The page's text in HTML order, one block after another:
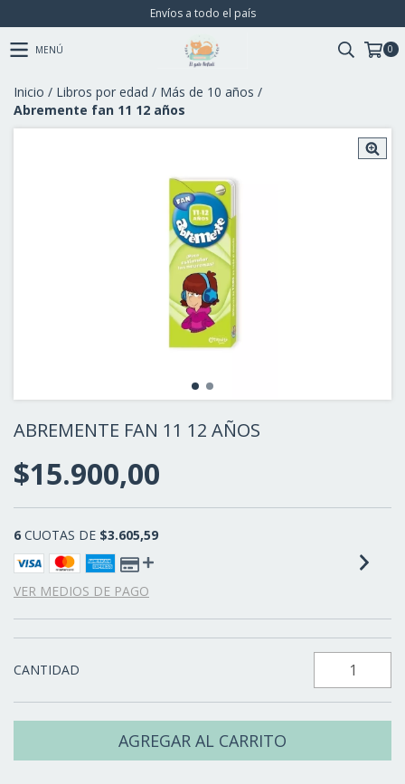
Envíos a todo el país
MENÚ 0
Inicio / Libros por edad / Más de 10 años /
Abremente fan 11 12 años
ABREMENTE FAN 11 12 AÑOS
$15.900,00
6 CUOTAS DE $3.605,59
VER MEDIOS DE PAGO
CANTIDAD